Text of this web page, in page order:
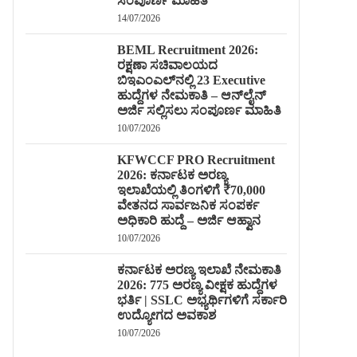
14/07/2026
BEML Recruitment 2026:
ರಕ್ಷಣಾ ಸಚಿವಾಲಯದ
ಬಿಇಎಂಎಲ್‌ನಲ್ಲಿ 23 Executive
ಹುದ್ದೆಗಳ ನೇಮಕಾತಿ – ಆನ್‌ಲೈನ್
ಅರ್ಜಿ ಸಲ್ಲಿಸಲು ಸಂಪೂರ್ಣ ಮಾಹಿತಿ
10/07/2026
KFWCCF PRO Recruitment
2026: ಕರ್ನಾಟಕ ಅರಣ್ಯ
ಇಲಾಖೆಯಲ್ಲಿ ತಿಂಗಳಿಗೆ ₹70,000
ವೇತನದ ಸಾರ್ವಜನಿಕ ಸಂಪರ್ಕ
ಅಧಿಕಾರಿ ಹುದ್ದೆ – ಅರ್ಜಿ ಆಹ್ವಾನ
10/07/2026
ಕರ್ನಾಟಕ ಅರಣ್ಯ ಇಲಾಖೆ ನೇಮಕಾತಿ
2026: 775 ಅರಣ್ಯ ವೀಕ್ಷಕ ಹುದ್ದೆಗಳ
ಭರ್ತಿ | SSLC ಅಭ್ಯರ್ಥಿಗಳಿಗೆ ಸರ್ಕಾರಿ
ಉದ್ಯೋಗದ ಅವಕಾಶ
10/07/2026